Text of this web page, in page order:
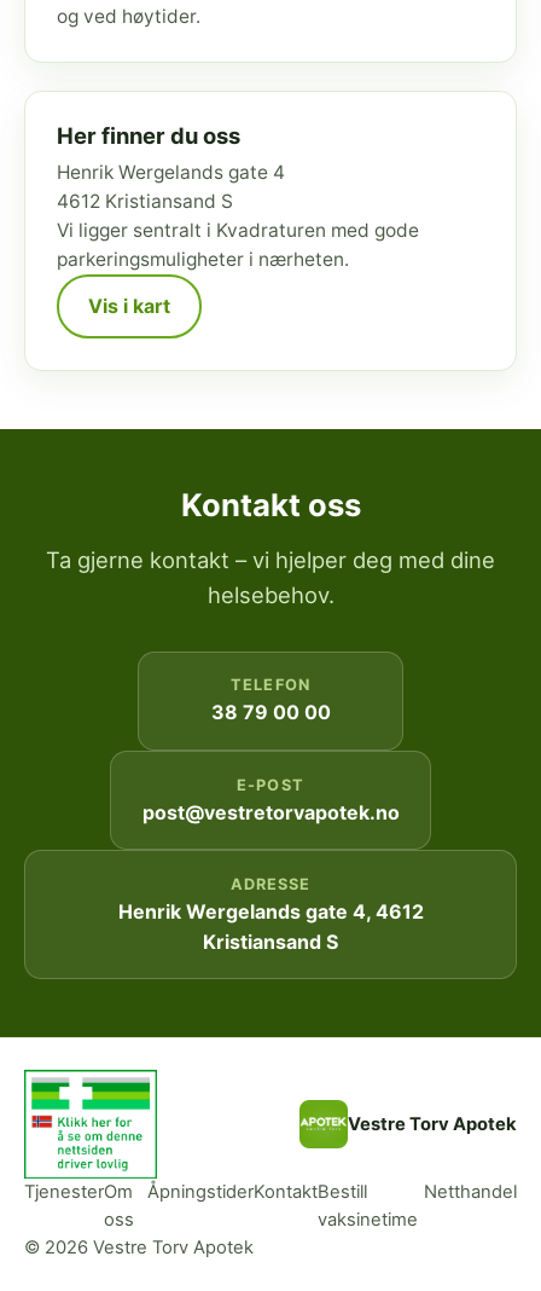
og ved høytider.
Her finner du oss
Henrik Wergelands gate 4
4612 Kristiansand S
Vi ligger sentralt i Kvadraturen med gode
parkeringsmuligheter i nærheten.
Vis i kart
Kontakt oss
Ta gjerne kontakt – vi hjelper deg med dine
helsebehov.
TELEFON
38 79 00 00
E-POST
post@vestretorvapotek.no
ADRESSE
Henrik Wergelands gate 4, 4612
Kristiansand S
Vestre Torv Apotek
TjenesterOm
oss
ÅpningstiderKontaktBestill
vaksinetime
Netthandel
© 2026 Vestre Torv Apotek